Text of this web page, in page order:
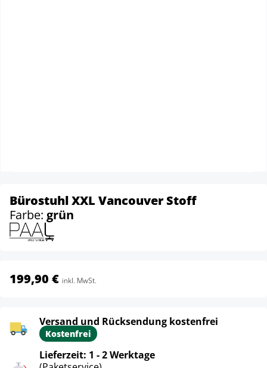
Bürostuhl XXL Vancouver Stoff
Farbe: grün
199,90 € inkl. MwSt.
Versand und Rücksendung kostenfrei
Kostenfrei
Lieferzeit: 1 - 2 Werktage